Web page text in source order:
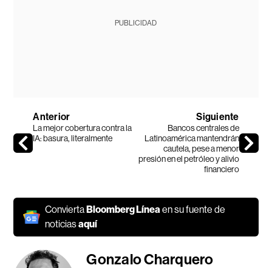
PUBLICIDAD
Anterior
La mejor cobertura contra la
IA: basura, literalmente
Siguiente
Bancos centrales de
Latinoamérica mantendrán
cautela, pese a menor
presión en el petróleo y alivio
financiero
ConviertaBloomberg Líneaen su fuente de
noticiasaquí
Gonzalo Charquero